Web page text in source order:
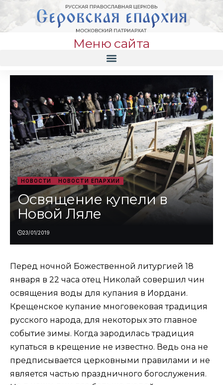
Меню сайта
НОВОСТИ НОВОСТИ ЕПАРХИИ
Освящение купели в
Новой Ляле
23/01/2019
Перед ночной Божественной литургией 18
января в 22 часа отец Николай совершил чин
освящения воды для купания в Иордани.
Крещенское купание многовековая традиция
русского народа, для некоторых это главное
событие зимы. Когда зародилась традиция
купаться в крещение не известно. Ведь она не
предписывается церковными правилами и не
является частью праздничного богослужения.